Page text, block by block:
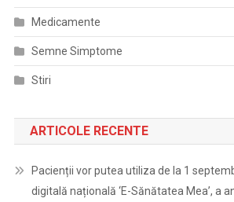
Medicamente
Semne Simptome
Stiri
ARTICOLE RECENTE
Pacienții vor putea utiliza de la 1
digitală națională ‘E-Sănătatea Mea’, a